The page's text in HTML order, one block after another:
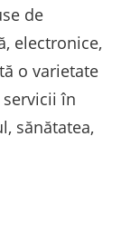
de
electronice,
o varietate
în
sănătatea,